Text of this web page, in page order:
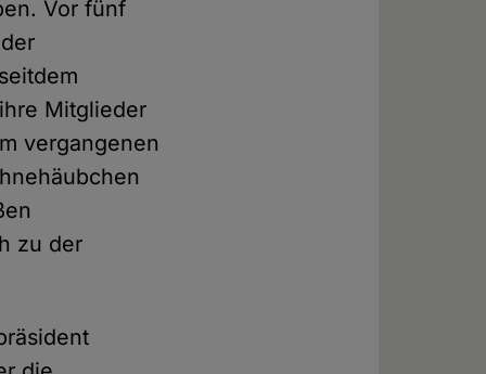
Vor fünf
Mitglieder
vergangenen
zu der